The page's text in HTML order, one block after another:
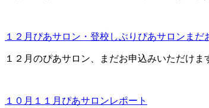
１２月ぴあサロン・登校しぶりぴあサロンまだ
１２月のぴあサロン、まだお申込みいただけ
１０月１１月ぴあサロンレポート